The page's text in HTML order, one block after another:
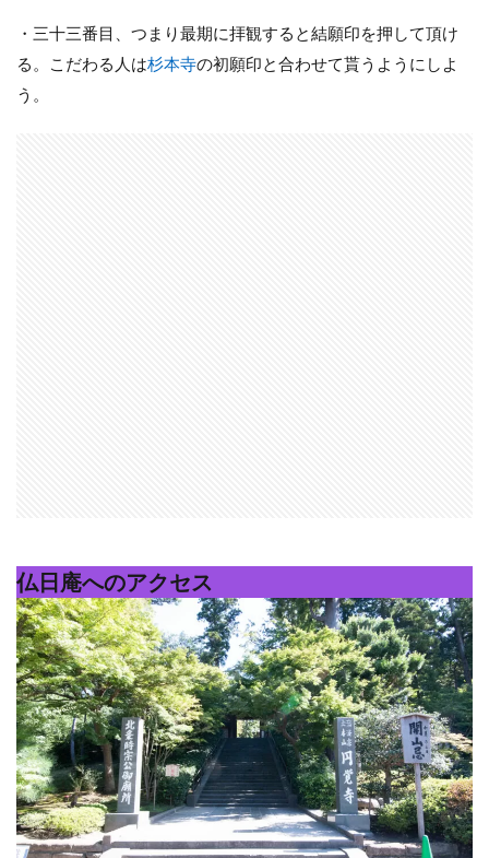
・三十三番目、つまり最期に拝観すると結願印を押して頂け
る。こだわる人は杉本寺の初願印と合わせて貰うようにしよ
う。
仏日庵へのアクセス